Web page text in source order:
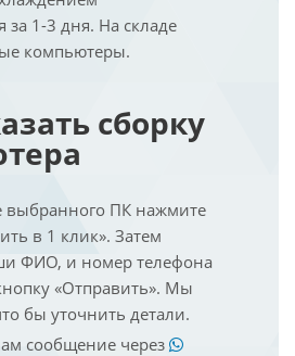
за 1-3 дня. На складе
компьютеры.
сборку
выбранного ПК нажмите
в 1 клик». Затем
ФИО, и номер телефона
«Отправить». Мы
бы уточнить детали.
сообщение через